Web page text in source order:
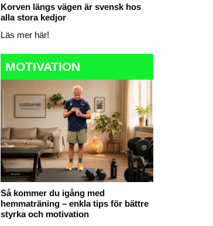
Korven längs vägen är svensk hos
alla stora kedjor
Läs mer här!
MOTIVATION
Så kommer du igång med
hemmaträning – enkla tips för bättre
styrka och motivation